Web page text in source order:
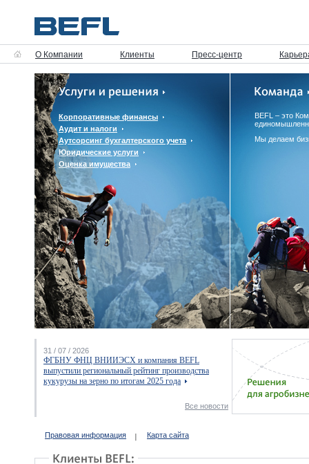
О Компании Клиенты Пресс-центр
Корпоративные финансы
Аудит и налоги
Аутсорсинг бухгалтерского учета
Юридические услуги
Оценка имущества
BEFL – это
Мы делаем
31 / 07 / 2026
ФГБНУ ФНЦ ВНИИЭСХ и компания BEFL
выпустили региональный рейтинг производства
кукурузы на зерно по итогам 2025 года
Все новости
Правовая информация Карта сайта